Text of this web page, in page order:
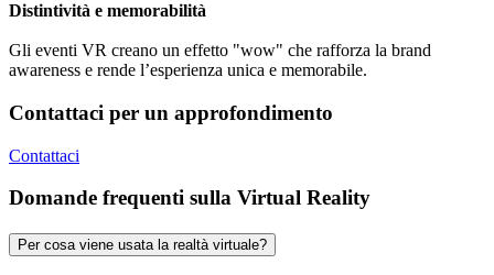
Distintività e memorabilità
Gli eventi VR creano un effetto "wow" che rafforza la brand
awareness e rende l’esperienza unica e memorabile.
Contattaci per un approfondimento
Contattaci
Domande frequenti sulla Virtual Reality
Per cosa viene usata la realtà virtuale?